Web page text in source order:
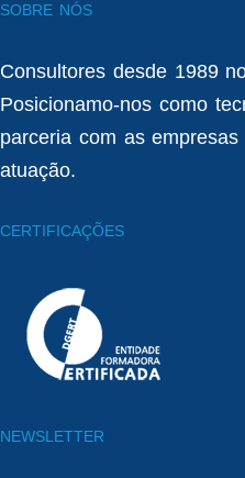
SOBRE NÓS
Consultores desde 1989
Posicionamo-nos como
parceria com as
atuação.
CERTIFICAÇÕES
NEWSLETTER